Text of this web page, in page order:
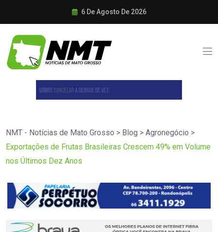
6 De Agosto De 2026
NMT - Notícias de Mato Grosso > Blog > Agronegócio >
Exportações de Frutas Brasileiras Crescem 49% em Volume
nos Últimos Dez Anos